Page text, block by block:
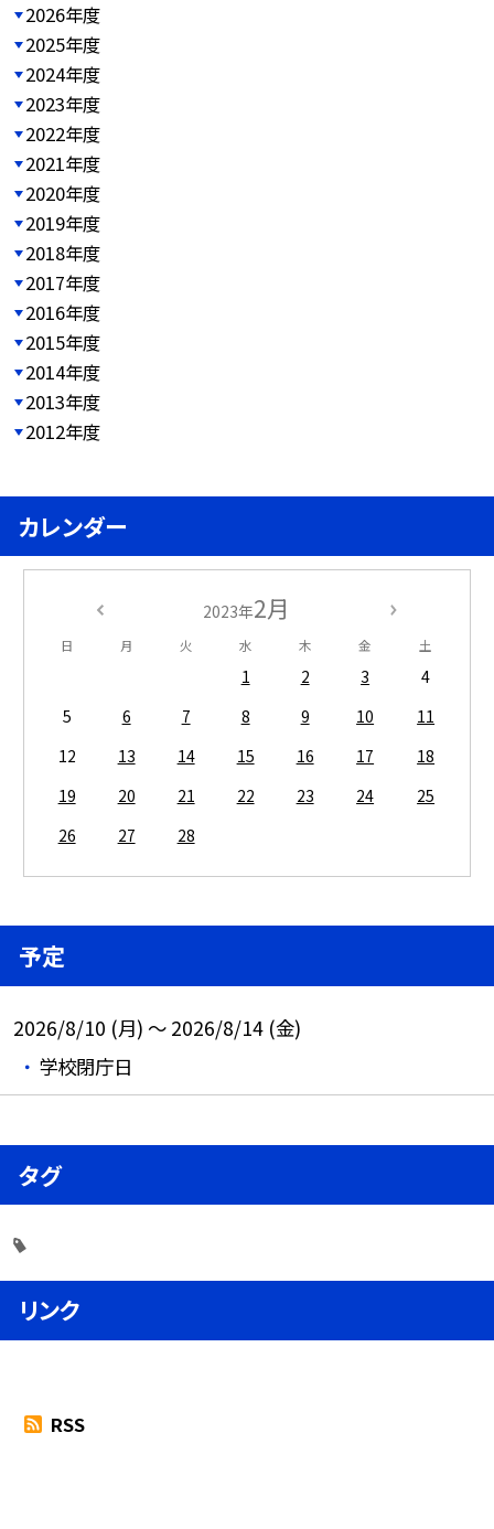
2026年度
2025年度
2024年度
2023年度
2022年度
2021年度
2020年度
2019年度
2018年度
2017年度
2016年度
2015年度
2014年度
2013年度
2012年度
カレンダー
2023年2月
日 月 火 水 木 金 土
1 2 3
4
5
6 7 8 9 10
11
12
13 14 15 16 17
18
19
20 21 22 23 24
25
26
27 28
予定
2026/8/10 (月) ～ 2026/8/14 (金)
学校閉庁日
タグ
リンク
RSS